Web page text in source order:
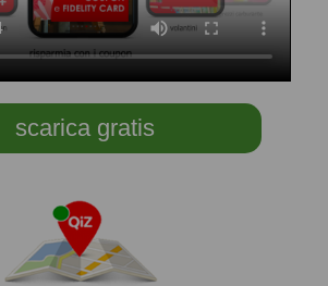
scarica gratis